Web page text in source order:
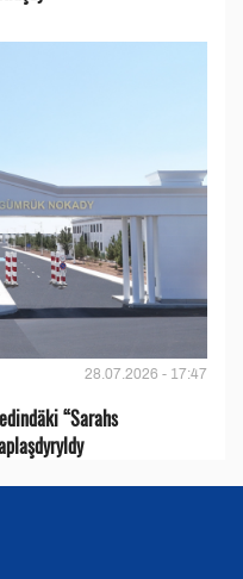
28.07.2026 - 17:47
“Sarahs